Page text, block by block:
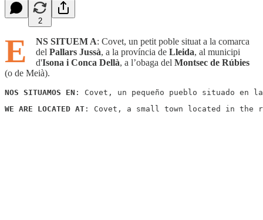
2
E NS SITUEM A: Covet, un petit poble situat a la comarca
del Pallars Jussà, a la província de Lleida, al municipi
d'Isona i Conca Dellà, a l’obaga del Montsec de Rúbies
(o de Meià).
NOS SITUAMOS EN : Covet, un pequeño pueblo situado en
WE ARE LOCATED AT : Covet, a small town located in the